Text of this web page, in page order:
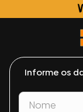
Informe os